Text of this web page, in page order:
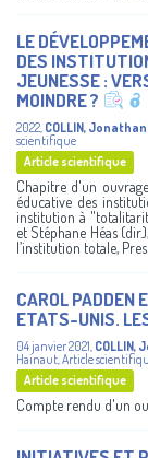
LE
DES
JEUNESSE :
MOINDRE ?
2022 COLLIN, Jonathan
scientifique
Article scientifique
Chapitre d'un
éducative des
institution à
et Stéphane Héas
l’institution totale,
CAROL PADDEN
ETATS-UNIS.
04 janvier 2021 COLLIN,
Hainaut Article
Article scientifique
Compte rendu d'un